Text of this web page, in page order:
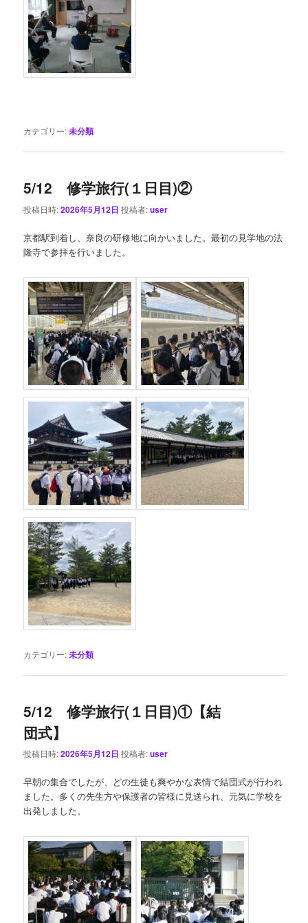
カテゴリー:未分類
5/12 修学旅行(１日目)②
投稿日時:2026年5月12日 投稿者:user
京都駅到着し、奈良の研修地に向かいました。最初の見学地の法
隆寺で参拝を行いました。
カテゴリー:未分類
5/12 修学旅行(１日目)①【結
団式】
投稿日時:2026年5月12日 投稿者:user
早朝の集合でしたが、どの生徒も爽やかな表情で結団式が行われ
ました。多くの先生方や保護者の皆様に見送られ、元気に学校を
出発しました。